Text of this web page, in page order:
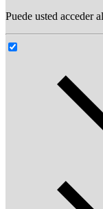
Puede usted acceder al